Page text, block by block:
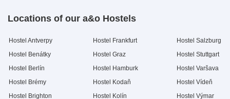
Locations of our a&o Hostels
Hostel Antverpy
Hostel Benátky
Hostel Berlín
Hostel Brémy
Hostel Brighton
Hostel Frankfurt
Hostel Graz
Hostel Hamburk
Hostel Kodaň
Hostel Kolín
Hostel Salzburg
Hostel Stuttgart
Hostel Varšava
Hostel Vídeň
Hostel Výmar